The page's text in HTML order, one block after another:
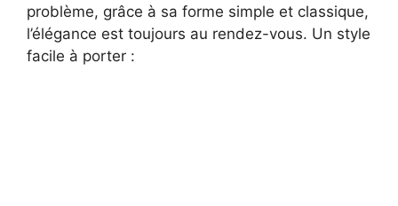
e
problème, grâce à sa forme simple et classique,
l’élégance est toujours au rendez-vous. Un style
facile à porter :